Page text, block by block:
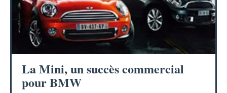
La Mini, un succès commercial
pour BMW